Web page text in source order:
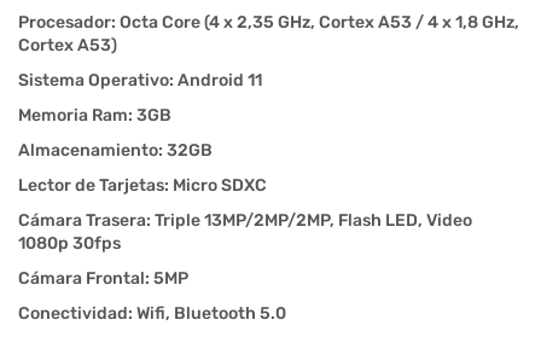
Procesador: Octa Core (4 x 2,35 GHz, Cortex A53 / 4 x 1,8 GHz,
Cortex A53)
Sistema Operativo: Android 11
Memoria Ram: 3GB
Almacenamiento: 32GB
Lector de Tarjetas: Micro SDXC
Cámara Trasera: Triple 13MP/2MP/2MP, Flash LED, Video
1080p 30fps
Cámara Frontal: 5MP
Conectividad: Wifi, Bluetooth 5.0